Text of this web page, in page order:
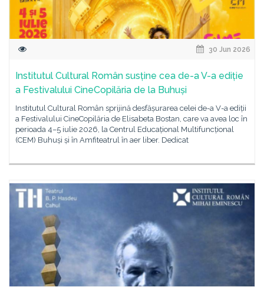
30 Jun 2026
Institutul Cultural Român susține cea de-a V-a ediție
a Festivalului CineCopilăria de la Buhuși
Institutul Cultural Român sprijină desfășurarea celei de-a V-a ediții
a Festivalului CineCopilăria de Elisabeta Bostan, care va avea loc în
perioada 4–5 iulie 2026, la Centrul Educațional Multifuncțional
(CEM) Buhuși și în Amfiteatrul în aer liber. Dedicat